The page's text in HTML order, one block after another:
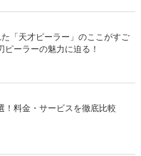
「天才ピーラー」のここがすご
ーラーの魅力に迫る！
！料金・サービスを徹底比較